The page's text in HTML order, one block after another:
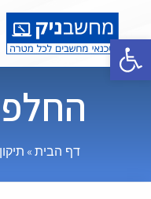
פתח סרגל נגישות
דף הבית »